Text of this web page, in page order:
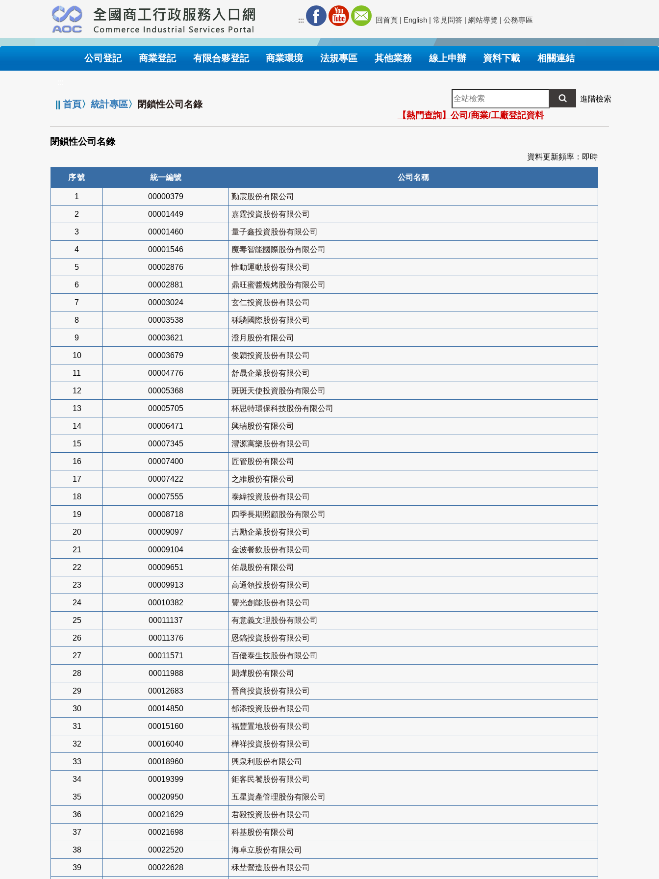
要
內
::: 回首頁 | English | 常見問答 | 網站導覽 | 公務專區
公司登記 商業登記 有限合夥登記 商業環境 法規專區 其他業務 線上申辦 資料下載 相關連結
||首頁〉統計專區〉 閉鎖性公司名錄
全
站
檢
索
進階檢索
【熱門查詢】公司/商業/工廠登記資料
閉鎖性公司名錄
資料更新頻率：即時
序號 統一編號 公司名稱
1 00000379 勤宸股份有限公司
2 00001449 嘉霆投資股份有限公司
3 00001460 量子鑫投資股份有限公司
4 00001546 魔毒智能國際股份有限公司
5 00002876 惟動運動股份有限公司
6 00002881 鼎旺蜜醬燒烤股份有限公司
7 00003024 玄仁投資股份有限公司
8 00003538 秝驎國際股份有限公司
9 00003621 澄月股份有限公司
10 00003679 俊穎投資股份有限公司
11 00004776 舒晟企業股份有限公司
12 00005368 斑斑天使投資股份有限公司
13 00005705 杯思特環保科技股份有限公司
14 00006471 興瑞股份有限公司
15 00007345 灃源寓樂股份有限公司
16 00007400 匠管股份有限公司
17 00007422 之維股份有限公司
18 00007555 泰緯投資股份有限公司
19 00008718 四季長期照顧股份有限公司
20 00009097 吉勵企業股份有限公司
21 00009104 金波餐飲股份有限公司
22 00009651 佑晟股份有限公司
23 00009913 高通領投股份有限公司
24 00010382 豐光創能股份有限公司
25 00011137 有意義文理股份有限公司
26 00011376 恩鎬投資股份有限公司
27 00011571 百優泰生技股份有限公司
28 00011988 閎燁股份有限公司
29 00012683 晉商投資股份有限公司
30 00014850 郁添投資股份有限公司
31 00015160 福豐置地股份有限公司
32 00016040 樺祥投資股份有限公司
33 00018960 興泉利股份有限公司
34 00019399 鉅客民饕股份有限公司
35 00020950 五星資產管理股份有限公司
36 00021629 君毅投資股份有限公司
37 00021698 科基股份有限公司
38 00022520 海卓立股份有限公司
39 00022628 秝埜營造股份有限公司